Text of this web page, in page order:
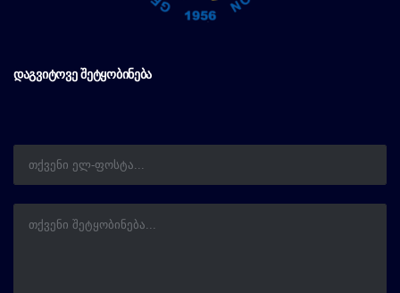
ᲓᲐᲒᲕᲘᲢᲝᲕᲔ ᲨᲔᲢᲧᲝᲑᲘᲜᲔᲑᲐ